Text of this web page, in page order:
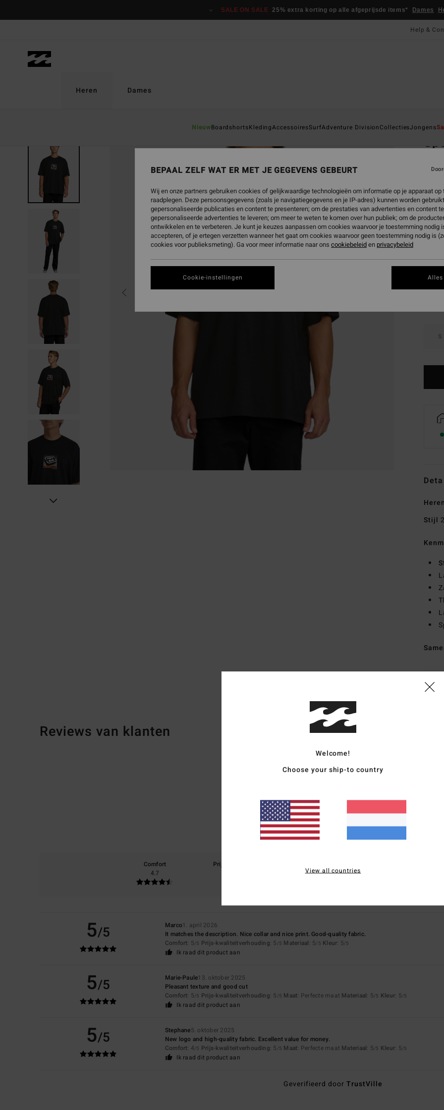
SALE ON SALE 25% extra korting op alle afgeprijsde items* Dames
Help &
Heren
NieuwBoardshortsKledingAccessoiresSurfAdventure DivisionCollectiesJongens
Dames
€
€
SALE
SALE
S
Stijl
Reviews van klanten
Gemiddelde score
5.0 /5
gebaseerd op3 geverifieerde beoordelingen
100% van onze klanten bevelen dit product aan
Comfort
4.7
Prijs-kwaliteitverhouding
5/5 Marco1. april 2026
It matches the description. Nice collar and nice print. Good-quality fabric.
Comfort: 5/5 Prijs-kwaliteitverhouding: 5 /5 Materiaal: 5/5 Kleur: 5/5
Ik raad dit product aan
5/5 Marie-Paule13. oktober 2025
Pleasant texture and good cut
Comfort: 5/5 Prijs-kwaliteitverhouding: 5 /5 Maat: Perfecte maat Materiaal: 5/5 Kleur: 5/5
Ik raad dit product aan
5/5 Stephane5. oktober 2025
New logo and high-quality fabric. Excellent value for money.
Comfort: 4/5 Prijs-kwaliteitverhouding: 5 /5 Maat: Perfecte maat Materiaal: 5/5 Kleur: 5/5
Ik raad dit product aan
Geverifieerd door TrustVille
Welcome!
Choose your ship-to country
View all countries
BEPAAL ZELF WAT ER MET JE GEGEVENS GEBEURT
Wij en onze partners gebruiken cookies of gelijkwaardige technologieën om informatie op je apparaat
raadplegen. Deze persoonsgegevens (zoals je navigatiegegevens en je IP-adres) kunnen worden
gepersonaliseerde publicaties en content te presenteren; om de prestaties van advertenties en content
gepersonaliseerde advertenties te leveren; om meer te weten te komen over hun publiek; om de
ontwikkelen en te verbeteren. Je kunt je keuzes aanpassen om cookies waarvoor je toestemming nodig
accepteren, of je ertegen verzetten wanneer het gaat om cookies waarvoor geen toestemming nodig is
cookies voor publieksmeting). Ga voor meer informatie naar ons cookiebeleiden privacybeleid
Cookie-instellingen